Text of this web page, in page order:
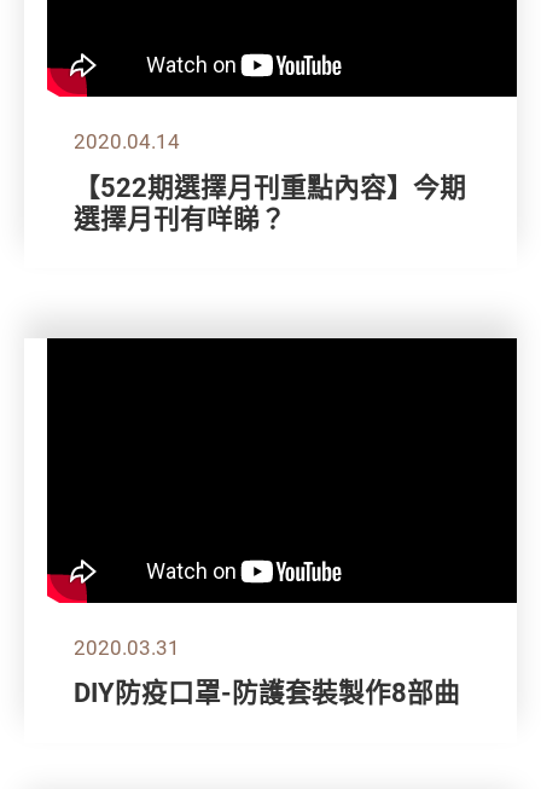
2020.04.14
【522期選擇月刊重點內容】今期
選擇月刊有咩睇？
2020.03.31
DIY防疫口罩-防護套裝製作8部曲